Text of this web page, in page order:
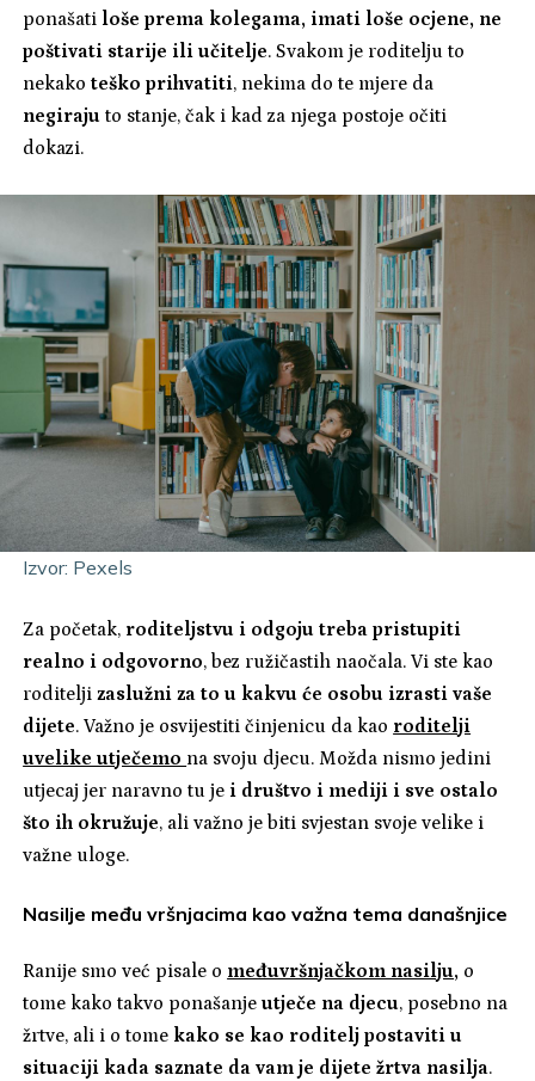
ponašati loše prema kolegama, imati loše ocjene, ne
poštivati starije ili učitelje. Svakom je roditelju to
nekakoteško prihvatiti, nekima do te mjere da
negiraju to stanje, čak i kad za njega postoje očiti
dokazi.
Izvor: Pexels
Za početak, roditeljstvu i odgoju treba pristupiti
realno i odgovorno, bez ružičastih naočala. Vi ste kao
roditeljizaslužni za to u kakvu će osobu izrasti vaše
dijete. Važno je osvijestiti činjenicu da kao roditelji
uvelike utječemo na svoju djecu. Možda nismo jedini
utjecaj jer naravno tu je i društvo i mediji i sve ostalo
što ih okružuje, ali važno je biti svjestan svoje velike i
važne uloge.
Nasilje među vršnjacima kao važna tema današnjice
Ranije smo već pisale o međuvršnjačkom nasilju, o
tome kako takvo ponašanjeutječe na djecu, posebno na
žrtve, ali i o tome kako se kao roditelj postaviti u
situaciji kada saznate da vam je dijete žrtva nasilja.